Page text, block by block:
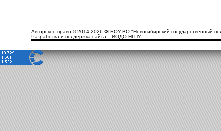
Авторское право © 2014-2026 ФГБОУ ВО "Новосибирский государственный
Разработка и поддержка сайта – ИОДО НГПУ